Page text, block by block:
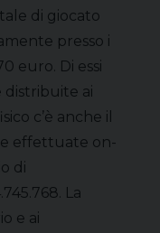
di giocato
presso i
euro. Di essi
distribuite ai
c’è anche il
effettuate on-
di
La
e ai